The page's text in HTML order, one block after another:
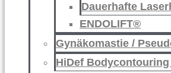
Dauerhafte
ENDOLIFT®
Gynäkomastie /
HiDef